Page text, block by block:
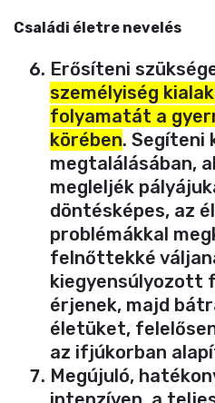
Családi életre nevelés
Erősíteni
személyiség
folyamatát a
körében. Segíteni
megtalálásában,
megleljék
döntésképes, az
problémákkal
felnőttekké
kiegyensúlyozott
érjenek, majd
életüket,
az ifjúkorban
Megújuló,